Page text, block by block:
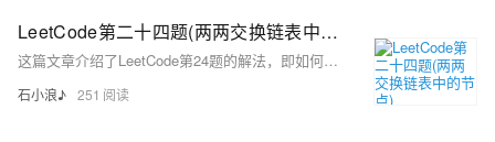
LeetCode第二十四题(两两交换链表中的节点)
这篇文章介绍了LeetCode第24题的解法，即如何通过使用三个指针（preNode, curNode, curNextNode）来两两交换链表中的节点，并提供了详细的代码实现。
石小浪♪ 251